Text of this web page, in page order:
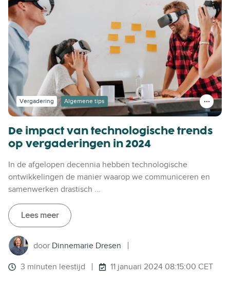
De impact van technologische trends
op vergaderingen in 2024
In de afgelopen decennia hebben technologische
ontwikkelingen de manier waarop we communiceren en
samenwerken drastisch …
Lees meer
door Dinnemarie Dresen
3 minuten leestijd 11 januari 2024 08:15:00 CET
Vergadering Algemene tips